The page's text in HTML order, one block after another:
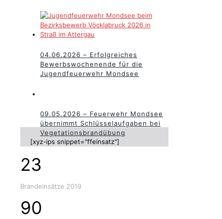
04.06.2026 – Erfolgreiches
Bewerbswochenende für die
Jugendfeuerwehr Mondsee
09.05.2026 – Feuerwehr Mondsee
übernimmt Schlüsselaufgaben bei
Vegetationsbrandübung
[xyz-ips snippet="ffeinsatz"]
23
Brandeinsätze 2019
90